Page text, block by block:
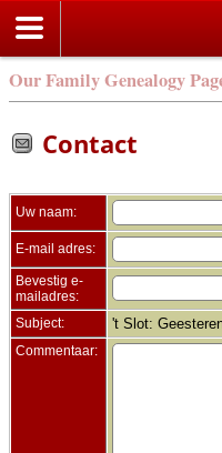
Our Family Genealogy
Contact
Uw naam:
E-mail adres:
Bevestig e-
mailadres:
Subject:
't Slot:
Commentaar: